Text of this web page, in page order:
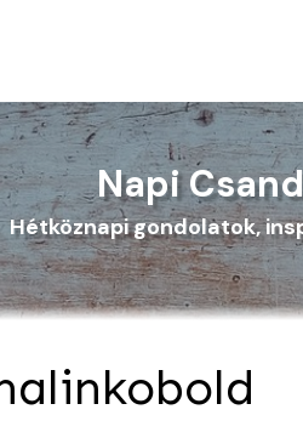
Napi
Hétköznapi gondolatok,